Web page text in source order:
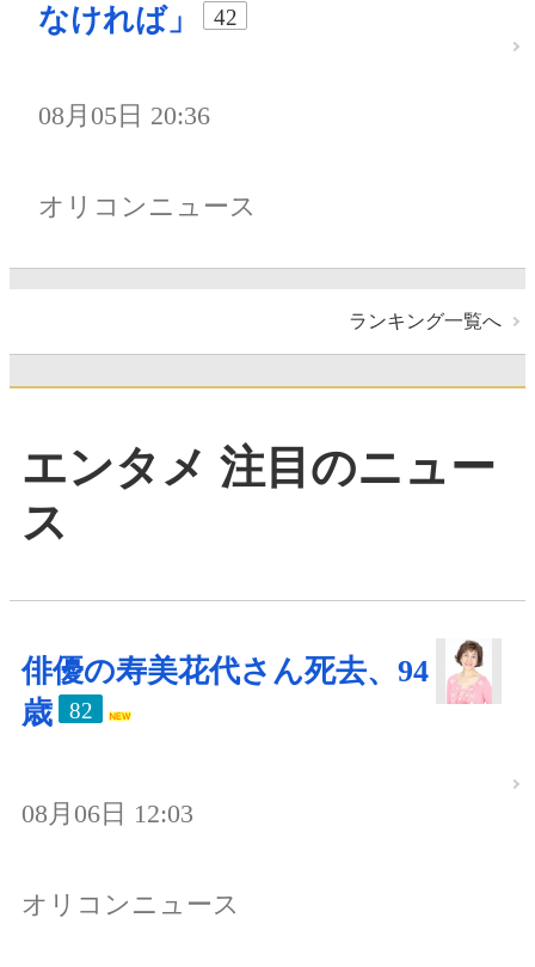
なければ」
42
08月05日 20:36
オリコンニュース
ランキング一覧へ
エンタメ 注目のニュー
ス
俳優の寿美花代さん死去、94
歳
82
08月06日 12:03
オリコンニュース